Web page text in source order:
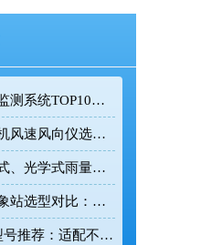
排水管网水质监测系统TOP10推荐榜单
迷你三维无人机风速风向仪选型：云境天合TH-F1H助力空中风场监测
翻斗式、称重式、光学式雨量计精度大横评：哪种雨量计测量最准？
超声波自动气象站选型对比：云境天合 TH-CQX6 与天蔚 TW-CQX5 推荐
电子水尺3种型号推荐：适配不同水深监测场景